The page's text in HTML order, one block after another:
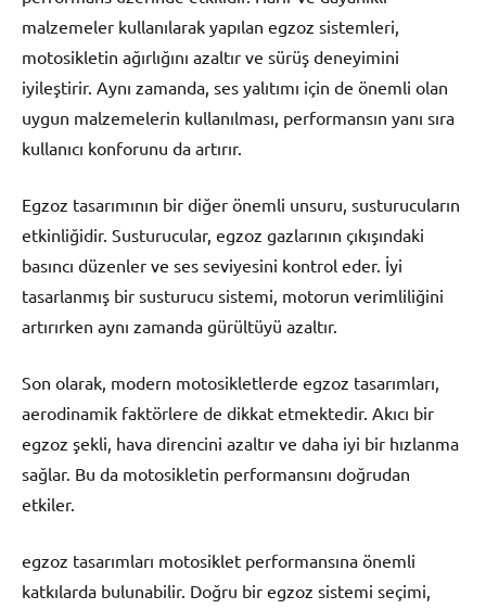
malzemeler kullanılarak yapılan egzoz sistemleri,
motosikletin ağırlığını azaltır ve sürüş deneyimini
iyileştirir. Aynı zamanda, ses yalıtımı için de önemli olan
uygun malzemelerin kullanılması, performansın yanı sıra
kullanıcı konforunu da artırır.
Egzoz tasarımının bir diğer önemli unsuru, susturucuların
etkinliğidir. Susturucular, egzoz gazlarının çıkışındaki
basıncı düzenler ve ses seviyesini kontrol eder. İyi
tasarlanmış bir susturucu sistemi, motorun verimliliğini
artırırken aynı zamanda gürültüyü azaltır.
Son olarak, modern motosikletlerde egzoz tasarımları,
aerodinamik faktörlere de dikkat etmektedir. Akıcı bir
egzoz şekli, hava direncini azaltır ve daha iyi bir hızlanma
sağlar. Bu da motosikletin performansını doğrudan
etkiler.
egzoz tasarımları motosiklet performansına önemli
katkılarda bulunabilir. Doğru bir egzoz sistemi seçimi,